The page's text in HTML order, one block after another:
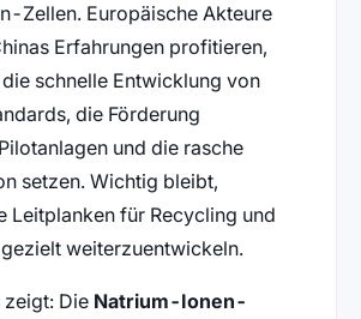
Zellen. Europäische Akteure
Erfahrungen profitieren,
schnelle Entwicklung von
die Förderung
und die rasche
setzen. Wichtig bleibt,
Leitplanken für Recycling und
weiterzuentwickeln.
zeigt: Die Natrium-Ionen-